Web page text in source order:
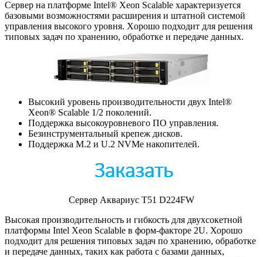
Сервер на платформе Intel® Xeon Scalable характеризуется
базовыми возможностями расширения и штатной системой
управления высокого уровня. Xорошо подходит для решения
типовых задач по хранению, обработке и передаче данных.
Высокий уровень производительности двух Intel®
Xeon® Scalable 1/2 поколений.
Поддержка высокоуровневого ПО управления.
Безинструментальный крепеж дисков.
Поддержка M.2 и U.2 NVMe накопителей.
Сервер Аквариус T51 D224FW
Высокая производительность и гибкость для двухсокетной
платформы Intel Xeon Scalable в форм-факторе 2U. Хорошо
подходит для решения типовых задач по хранению, обработке
и передаче данных, таких как работа с базами данных,